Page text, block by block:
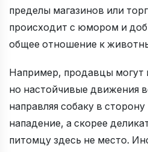
пределы магазинов или
происходит с юмором и
общее отношение к
Например, продавцы могут
но настойчивые движения
направляя собаку в
нападение, а скорее
питомцу здесь не место.